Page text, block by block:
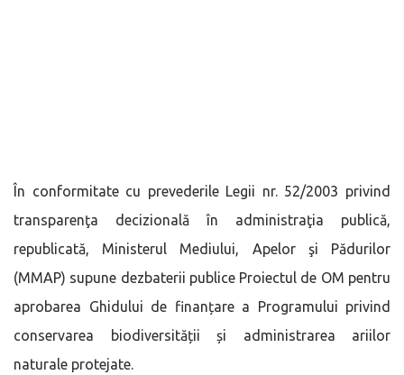
În conformitate cu prevederile Legii nr. 52/2003 privind
transparenţa decizională în administraţia publică,
republicată, Ministerul Mediului, Apelor şi Pădurilor
(MMAP) supune dezbaterii publice Proiectul de OM pentru
aprobarea Ghidului de finanțare a Programului privind
conservarea biodiversității și administrarea ariilor
naturale protejate.